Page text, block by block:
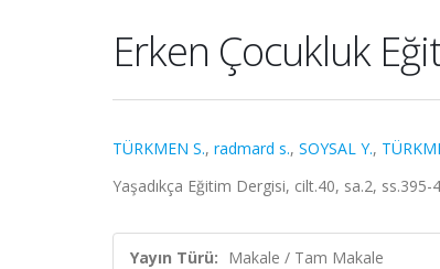
Erken Çocukluk
TÜRKMEN S., radmard s., SOYSAL Y.,
Yaşadıkça Eğitim Dergisi, cilt.40, sa.2, ss.395-
Yayın Türü: Makale / Tam Makale